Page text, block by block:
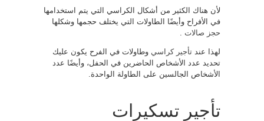
لأن هناك الكثير من أشكال الكراسي التي يتم استخدامها
في الأفراح وأيضًا الطاولات التي يختلف حجمها وشكلها
حجز صالات
لهذا عند تأجير كراسي وطاولات في الفرح يكون عليك
تحديد عدد الأشخاص الحاضرين في الحفل، وأيضًا عدد
الأشخاص الجالسين على الطاولة الواحدة.
تأجير تسكيرات